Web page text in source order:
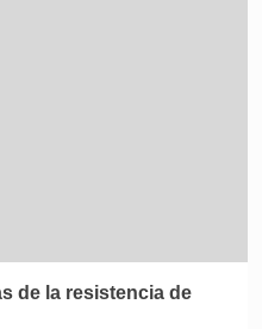
de la resistencia de